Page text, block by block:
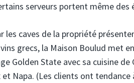
serveurs portent même
les caves de la propriété
grecs, la Maison Boulud met
Golden State avec sa cuisine
et Napa. (Les clients ont